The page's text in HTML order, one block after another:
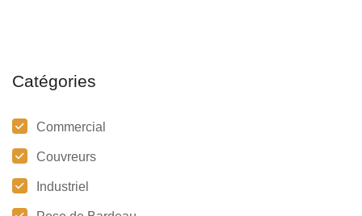
Catégories
Commercial
Couvreurs
Industriel